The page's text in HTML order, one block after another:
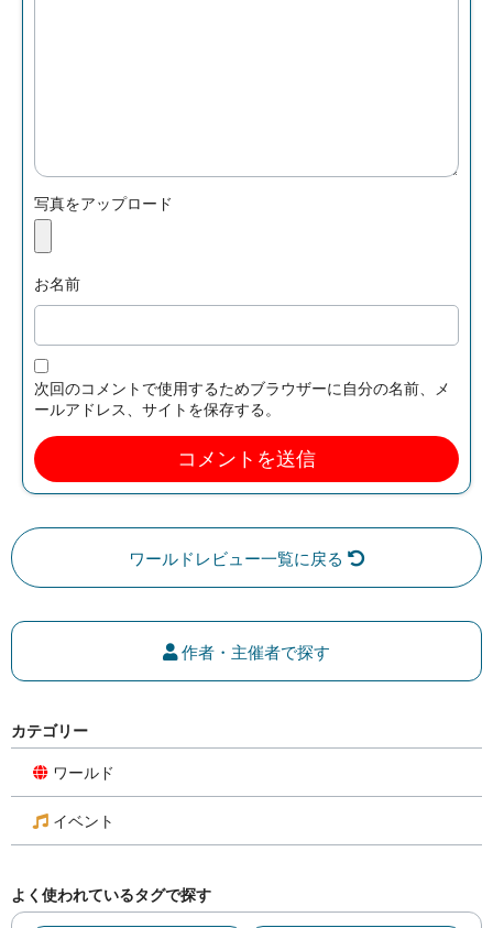
写真をアップロード
お名前
次回のコメントで使用するためブラウザーに自分の名前、メ
ールアドレス、サイトを保存する。
ワールドレビュー一覧に戻る
作者・主催者で探す
カテゴリー
ワールド
イベント
よく使われているタグで探す